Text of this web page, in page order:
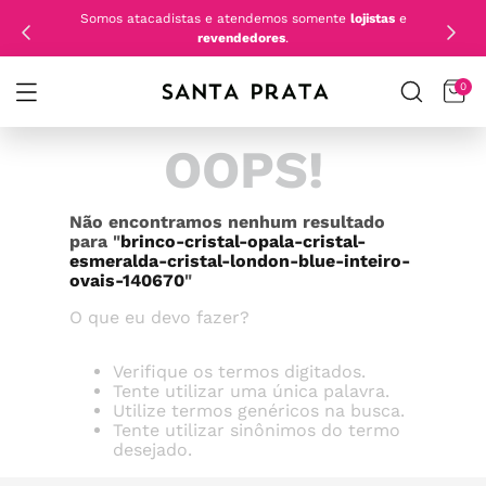
Somos atacadistas e atendemos somente lojistase
revendedores.
0
OOPS!
Não encontramos nenhum resultado
para "brinco-cristal-opala-cristal-
esmeralda-cristal-london-blue-inteiro-
ovais-140670"
O que eu devo fazer?
Verifique os termos digitados.
Tente utilizar uma única palavra.
Utilize termos genéricos na busca.
Tente utilizar sinônimos do termo
desejado.